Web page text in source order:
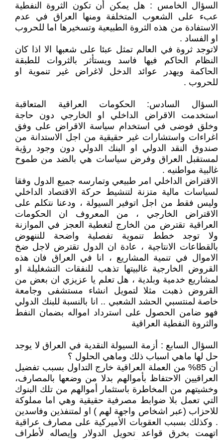
السؤال الخامس : هل يمكن أن تكون الثروة النفطية
عبء على الشعوب المتخلفة ومنها العراق في عدم
الاستفادة من هذه الثروة الطبيعية وتسخيرها اما للحروب
او الفساد .
لاتوجد ثروة في العالم تمثل عبئا على شعبها الا اذا كان
النظام الحاكم فيها فاسد ويستأثر بالثروات للطبقة
الحاكمة ويهدر عوائد الدخل لاغراض غير تنموية او
للحروب .
السؤال السادس: الحكومات العراقية المتعاقبة
استخدمت الاقراض الداخلي او الخارجي دون حاجة
وخلق فوضى في استخدام سياسة الاقراض على وفق
اغراءات واستشارات غير حقيقية من اجل الاستدانة من
صندوق النقد الدولي او البنك الدولي دون وجود رؤية
لمستقبل العراق وفرض سياسات هي بالضد من طموح
غالبية مواطنيه .
الاقتراض الداخلي امر طبيعي وتمارسه جميع الدول وفقا
لسياسات مالية متزنة لتنشيط حركة الاقتصاد الداخلي
وليس فقط من اجل اتوفير السيولة ، ودعنا نتكلم على
الاقتراض الخارجي ، من المعروف ان الحكومات
العراقية تقترض من الخارج لتغطية العجز في الموازنة
ولا توجد خطط تنموية تفصلية واضحة للننهوض
بالقطاعات الانتاجية ، عادة ان الدول تقترض لاجل ضخ
الاموال في تنمية المشاريع ، انا في العراق فان هذه
القروض الخارجية غالبيتها تذهب للنفقات التشغليلة او
لمشاريع خدمية وبلدية ، هل تعلم يا عزيزي ان بعض من
القروض ذهبت مثلا لتمويل انشاء مستشفى وجامعة
خاصة لمنتسبي الحشد الشعبي .. انا بالنسبة للبنك الدولي
فهو ضامن الحصول على استرداد امواله بضمان النفط
والثروة النفطية العراقية
السؤال السابع : أزمة السيولة النقدية في العراق لا يوجد
حل لها ماهي اسباب ذلك وماهي الحلول ؟
أن 85% من العملة العراقية خارج التداول بسبب تفضيل
العراقيين الاحتفاظ بأموالهم بدلا من وضعها بالمصارف،
وخشيتهم من المخاطرة باستثمار أموالهم من تلك البنوك
التي تعمل بلا ضوابط مصرفية حقيقية وهي اما مملوكة
للاحزاب (عبر اشخاص واجهة لهم ) او لمتنفذين وفاسدين
. وكذلك بسبب العقوبات الأميركية على مصارف عراقية
اتهمت بخرق قواعد تحويل الدولار وإيصاله لأطراف